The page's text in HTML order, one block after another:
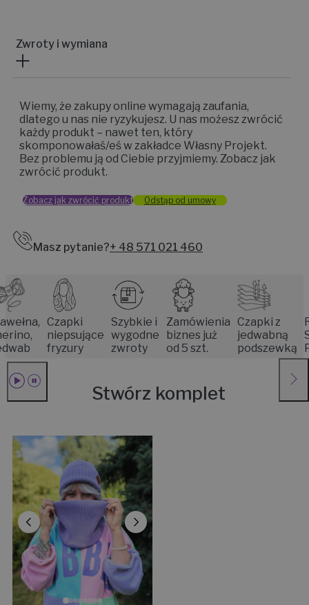
Zwroty i wymiana
Wiemy, że zakupy online wymagają zaufania,
dlatego u nas nie ryzykujesz. U nas możesz zwrócić
każdy produkt – nawet ten, który
skomponowałaś/eś w zakładce Własny Projekt.
Bez problemu ją od Ciebie przyjmiemy. Zobacz jak
zwrócić produkt.
Zobacz jak zwrócić produkt Odstąp od umowy
Masz pytanie?+ 48 571 021 460
Czapki
niepsujące
fryzury
Szybkie i
wygodne
zwroty
Zamówienia
biznes już
od 5 szt.
Czapki z
jedwabną
podszewką
Stwórz komplet